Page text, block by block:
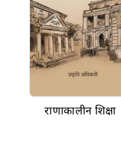
राणाकालीन शिक्षा